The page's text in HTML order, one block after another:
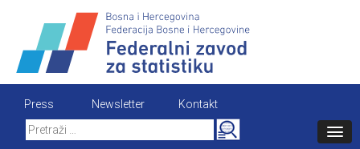
content
Press Newsletter
Kontakt
Search
for: